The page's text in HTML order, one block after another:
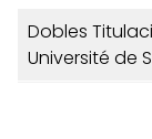
Dobles
Université de